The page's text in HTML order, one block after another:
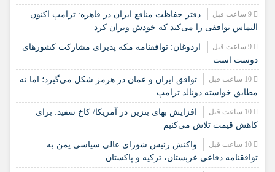
دفتر حفاظت منافع ایران در قاهره: ترامپ اکنون
التماس توافقی را می‌کند که خودش ویران کرد
اردوغان: توافقنامه مکه پذیرای مشارکت کشورهای
دوست است
توافق ایران و عمان در هرمز شکل می‌گیرد؛ اما نه
مطابق خواسته دونالد ترامپ
افزایش بهای بنزین در آمریکا/ کاخ سفید: برای
کاهش قیمت تلاش می‌کنیم
واکنش رئیس شورای عالی سیاسی یمن به
توافقنامه دفاعی عربستان، ترکیه و پاکستان